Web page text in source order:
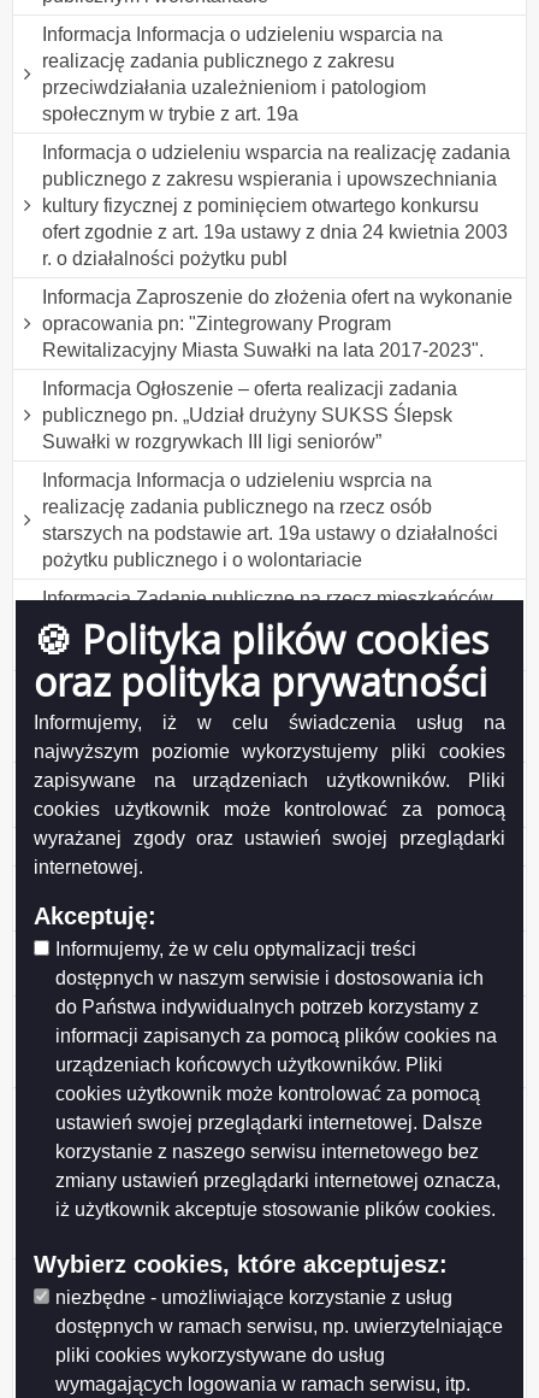
🍪 Polityka plików cookies
oraz polityka prywatności
Informujemy, iż w celu świadczenia usług na
najwyższym poziomie wykorzystujemy pliki cookies
zapisywane na urządzeniach użytkowników. Pliki
cookies użytkownik może kontrolować za pomocą
wyrażanej zgody oraz ustawień swojej przeglądarki
internetowej.
Akceptuję:
Informujemy, że w celu optymalizacji treści
dostępnych w naszym serwisie i dostosowania ich
do Państwa indywidualnych potrzeb korzystamy z
informacji zapisanych za pomocą plików cookies na
urządzeniach końcowych użytkowników. Pliki
cookies użytkownik może kontrolować za pomocą
ustawień swojej przeglądarki internetowej. Dalsze
korzystanie z naszego serwisu internetowego bez
zmiany ustawień przeglądarki internetowej oznacza,
iż użytkownik akceptuje stosowanie plików cookies.
Wybierz cookies, które akceptujesz:
niezbędne - umożliwiające korzystanie z usług
dostępnych w ramach serwisu, np. uwierzytelniające
pliki cookies wykorzystywane do usług
wymagających logowania w ramach serwisu, itp.
Informacja Informacja o udzieleniu wsparcia na
realizację zadania publicznego z zakresu
przeciwdziałania uzależnieniom i patologiom
społecznym w trybie z art. 19a
Informacja o udzieleniu wsparcia na realizację zadania
publicznego z zakresu wspierania i upowszechniania
kultury fizycznej z pominięciem otwartego konkursu
ofert zgodnie z art. 19a ustawy z dnia 24 kwietnia 2003
r. o działalności pożytku publ
Informacja Zaproszenie do złożenia ofert na wykonanie
opracowania pn: "Zintegrowany Program
Rewitalizacyjny Miasta Suwałki na lata 2017-2023".
Informacja Ogłoszenie – oferta realizacji zadania
publicznego pn. „Udział drużyny SUKSS Ślepsk
Suwałki w rozgrywkach III ligi seniorów”
Informacja Informacja o udzieleniu wsprcia na
realizację zadania publicznego na rzecz osób
starszych na podstawie art. 19a ustawy o działalności
pożytku publicznego i o wolontariacie
Informacja Zadanie publiczne na rzecz mieszkańców
Suwałk w zakresie działalności na rzecz osób
starszych
Informacja Dotacja przyznana po rozpatrzeniu wniosku
klubu sportowego złożonego przez klub z własnej
inicjatywy (awans zawodników na Mistrzostwa Europy)
Ogłoszenie – oferta realizacji zadania publicznego pn.
„Międzywojewódzkie Mistrzostwa Młodzieży”
Informacja tytuł_informacji
Memoriał Józefa Gajewskiego Turniej Piłki Siatkowej
Informacja Oferta realizacji zadania publicznego pn. IV
Turniej Piłkarski im. Grzegorza Wołągiewicza
Informacja Dotacje przyznane po rozpatrzeniu
wniosków klubów sportowych złożonych przez kluby z
własnej inicjatywy z 19.08.2016 r.
Informacja Ogłoszenie Prezesa Zarządu Budynków
Mieszkalnych ws. naboru kandydatów na
Nabywców/Najemców lokali znajdujących się w
wielorodzinnym budynku mieszkalnym zlokalizowanym
w Suwałkach przy ul. Pułaskiego na działce o nr
Informacja Informacja Dotacja przyznana po
rozpatrzeniu wniosku klubu sportowego złożonego
przez klub z własnej inicjatywy zgodnie z uchwałą nr
XXXVII/396/2013 Rady Miejskiej w Suwałkach z dnia
28 maja 2013 r. w sprawie określenia warunków i trybu